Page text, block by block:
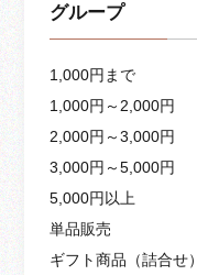
グループ
1,000円まで
1,000円～2,000円
2,000円～3,000円
3,000円～5,000円
5,000円以上
単品販売
ギフト商品（詰合せ）